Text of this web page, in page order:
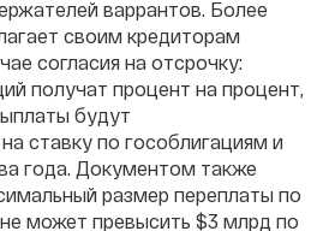
варрантов. Более
своим кредиторам
согласия на отсрочку:
получат процент на процент,
будут
ставку по гособлигациям и
года. Документом также
размер переплаты по
может превысить $3 млрд по